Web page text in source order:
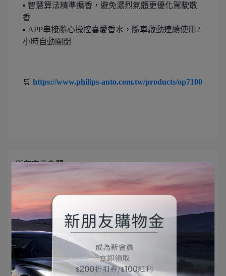
▪ 智慧算法精準擴香，避免濃烈氣體更優化駕駛散
香
▪ APP串接隨心操控喜愛香水，隨車啟動連續使用2
小時自動關閉
🛒 https://www.philips-auto.com.tw/products/op7100
所有文章主題
最新商品
職人分享
選購指南-LED燈篇
選購指南-車用空氣清淨機篇